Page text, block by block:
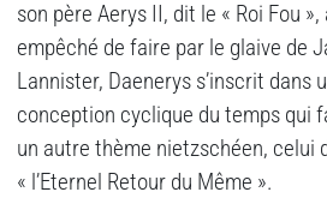
son père Aerys II, dit le « Roi Fou
empêché de faire par le glaive de
Lannister, Daenerys s’inscrit dans
conception cyclique du temps qui
un autre thème nietzschéen, celui
« l’Eternel Retour du Même ».